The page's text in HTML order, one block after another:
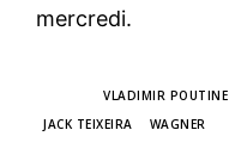
mercredi.
VLADIMIR POUTINE
JACK TEIXEIRA
WAGNER